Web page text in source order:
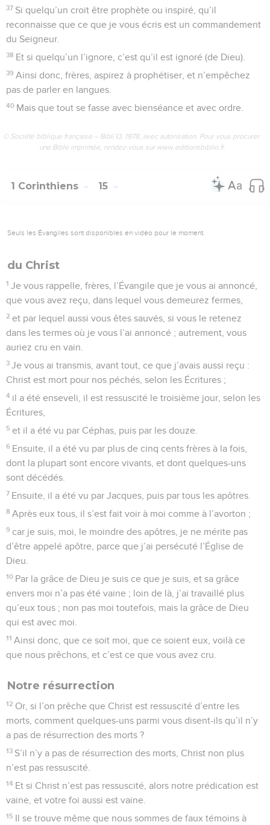
37 Si quelqu’un croit être prophète ou inspiré, qu’il
reconnaisse que ce que je vous écris est un commandement
du Seigneur.
38 Et si quelqu’un l’ignore, c’est qu’il est ignoré (de Dieu).
39 Ainsi donc, frères, aspirez à prophétiser, et n’empêchez
pas de parler en langues.
40 Mais que tout se fasse avec bienséance et avec ordre.
© Société biblique française – Bibli’O, 1978, avec autorisation. Pour vous procurer
une Bible imprimée, rendez-vous sur www.editionsbiblio.fr
1 Corinthiens 15
Seuls les Évangiles sont disponibles en vidéo pour le moment.
du Christ
1 Je vous rappelle, frères, l’Évangile que je vous ai annoncé,
que vous avez reçu, dans lequel vous demeurez fermes,
2 et par lequel aussi vous êtes sauvés, si vous le retenez
dans les termes où je vous l’ai annoncé ; autrement, vous
auriez cru en vain.
3 Je vous ai transmis, avant tout, ce que j’avais aussi reçu :
Christ est mort pour nos péchés, selon les Écritures ;
4 il a été enseveli, il est ressuscité le troisième jour, selon les
Écritures,
5 et il a été vu par Céphas, puis par les douze.
6 Ensuite, il a été vu par plus de cinq cents frères à la fois,
dont la plupart sont encore vivants, et dont quelques-uns
sont décédés.
7 Ensuite, il a été vu par Jacques, puis par tous les apôtres.
8 Après eux tous, il s’est fait voir à moi comme à l’avorton ;
9 car je suis, moi, le moindre des apôtres, je ne mérite pas
d’être appelé apôtre, parce que j’ai persécuté l’Église de
Dieu.
10 Par la grâce de Dieu je suis ce que je suis, et sa grâce
envers moi n’a pas été vaine ; loin de là, j’ai travaillé plus
qu’eux tous ; non pas moi toutefois, mais la grâce de Dieu
qui est avec moi.
11 Ainsi donc, que ce soit moi, que ce soient eux, voilà ce
que nous prêchons, et c’est ce que vous avez cru.
Notre résurrection
12 Or, si l’on prêche que Christ est ressuscité d’entre les
morts, comment quelques-uns parmi vous disent-ils qu’il n’y
a pas de résurrection des morts ?
13 S’il n’y a pas de résurrection des morts, Christ non plus
n’est pas ressuscité.
14 Et si Christ n’est pas ressuscité, alors notre prédication est
vaine, et votre foi aussi est vaine.
15 Il se trouve même que nous sommes de faux témoins à